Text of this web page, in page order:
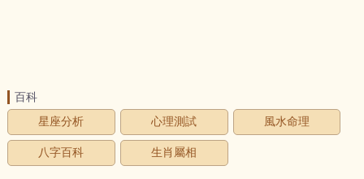
百科
星座分析
心理測試 風水命理
八字百科 生肖屬相